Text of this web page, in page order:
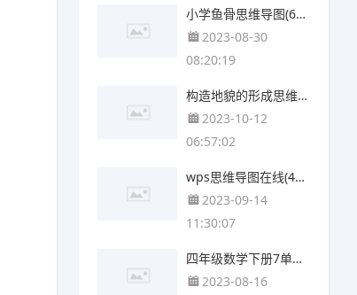
小学鱼骨思维导图(6张高清版)
2023-08-30
08:20:19
构造地貌的形成思维导图(4张精选版)
2023-10-12
06:57:02
wps思维导图在线(4张值得收藏)
2023-09-14
11:30:07
四年级数学下册7单元思维导图(4个可打印)
2023-08-16